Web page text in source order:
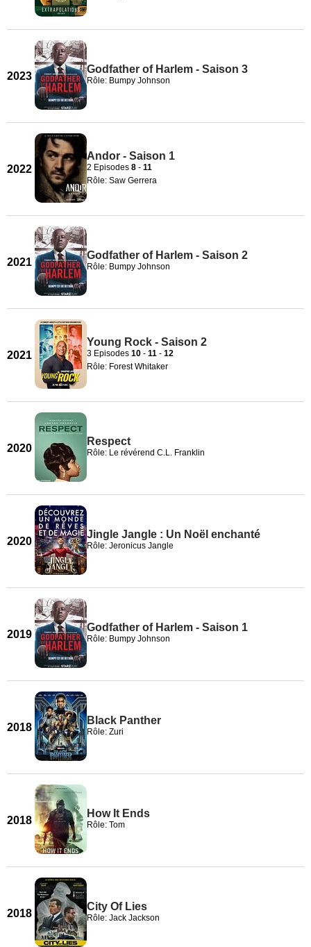
2023
Godfather of Harlem - Saison 3
Rôle: Bumpy Johnson
2022
Andor - Saison 1
2 Episodes 8 - 11
Rôle: Saw Gerrera
2021
Godfather of Harlem - Saison 2
Rôle: Bumpy Johnson
2021
Young Rock - Saison 2
3 Episodes 10 - 11 - 12
Rôle: Forest Whitaker
2020
Respect
Rôle: Le révérend C.L. Franklin
2020
Jingle Jangle : Un Noël enchanté
Rôle: Jeronicus Jangle
2019
Godfather of Harlem - Saison 1
Rôle: Bumpy Johnson
2018
Black Panther
Rôle: Zuri
2018
How It Ends
Rôle: Tom
2018
City Of Lies
Rôle: Jack Jackson